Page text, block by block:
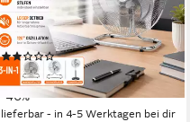
Ventilator
50 W Leistung
(10)
79,90 € UVP 149,00 €
-46%
lieferbar - in 4-5 Werktagen bei dir